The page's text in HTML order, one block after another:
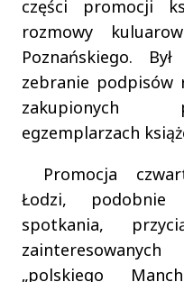
części promocji
rozmowy
Poznańskiego.
zebranie
zakupionych
egzemplarzach
Promocja
Łodzi,
spotkania,
„polskiego